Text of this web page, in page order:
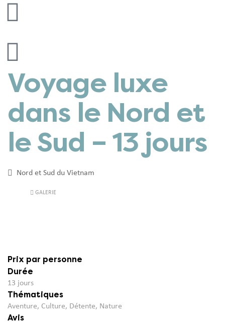
Voyage luxe
dans le Nord et
le Sud – 13 jours
Nord et Sud du Vietnam
GALERIE
Prix par personne
Durée
13 jours
Thématiques
Aventure, Culture, Détente, Nature
Avis